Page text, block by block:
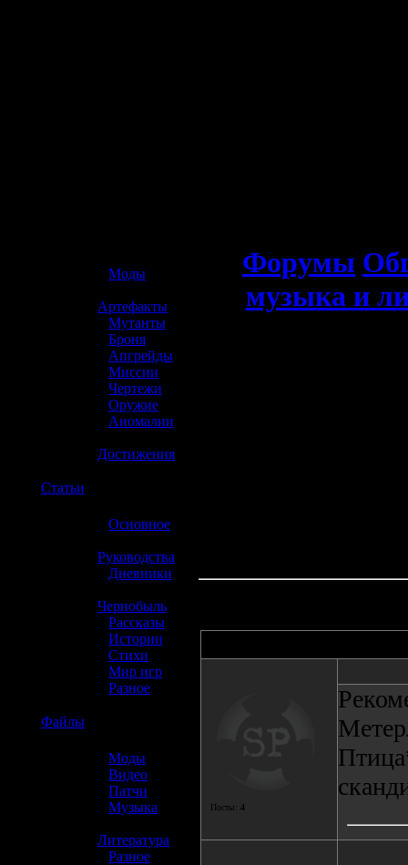
Моды
Артефакты
Мутанты
Броня
Апгрейды
Миссии
Чертежи
Оружие
Аномалии
Достижения
Статьи
Основное
Руководства
Дневники
Чернобыль
Рассказы
Истории
Стихи
Мир игр
Разное
Файлы
Моды
Видео
Патчи
Музыка
Литература
Разное
Форумы
музыка и
Посты: 4